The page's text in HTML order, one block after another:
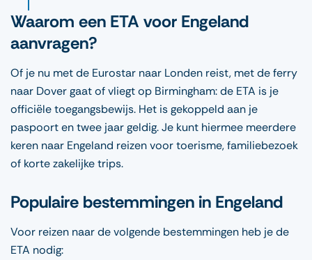
Waarom een ETA voor Engeland
aanvragen?
Of je nu met de Eurostar naar Londen reist, met de ferry
naar Dover gaat of vliegt op Birmingham: de ETA is je
officiële toegangsbewijs. Het is gekoppeld aan je
paspoort en twee jaar geldig. Je kunt hiermee meerdere
keren naar Engeland reizen voor toerisme, familiebezoek
of korte zakelijke trips.
Populaire bestemmingen in Engeland
Voor reizen naar de volgende bestemmingen heb je de
ETA nodig: